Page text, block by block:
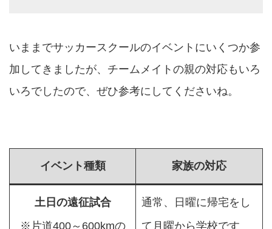
いままでサッカースクールのイベントにいくつか参
加してきましたが、チームメイトの親の対応もいろ
いろでしたので、ぜひ参考にしてくださいね。
イベント種類 家族の対応
土日の遠征試合
※片道400～600kmの
通常、日曜に帰宅をし
て月曜から学校です